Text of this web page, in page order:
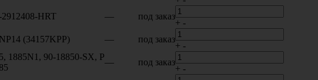
2912408-HRT — под заказ
+ -
(34157KPР) — под заказ
+ -
1885N1, 90-18850-SX, P
— под заказ
+ -